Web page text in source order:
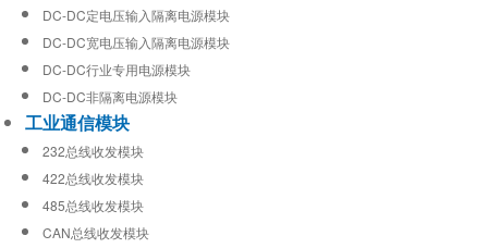
DC-DC定电压输入隔离电源模块
DC-DC宽电压输入隔离电源模块
DC-DC行业专用电源模块
DC-DC非隔离电源模块
工业通信模块
232总线收发模块
422总线收发模块
485总线收发模块
CAN总线收发模块